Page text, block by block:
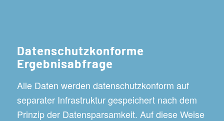
Datenschutzkonforme
Ergebnisabfrage
Alle Daten werden datenschutzkonform auf
separater Infrastruktur gespeichert nach dem
Prinzip der Datensparsamkeit. Auf diese Weise